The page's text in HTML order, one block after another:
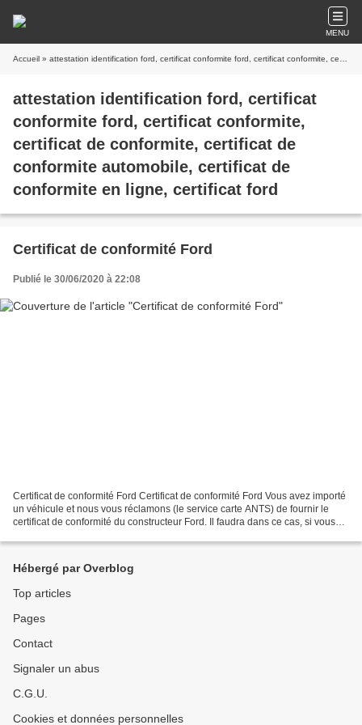
MENU
Accueil » attestation identification ford, certificat conformite ford, certificat conformite, certificat de conformite, certificat de conformite automobile, certificat de conformite en ligne, certificat ford
attestation identification ford, certificat
conformite ford, certificat conformite,
certificat de conformite, certificat de
conformite automobile, certificat de
conformite en ligne, certificat ford
Certificat de conformité Ford
Publié le 30/06/2020 à 22:08
Certificat de conformité Ford Certificat de conformité Ford Vous avez importé
un véhicule et nous vous réclamons (le service carte ANTS) de fournir le
certificat de conformité du constructeur Ford. Il faudra dans ce cas, si vous
Hébergé par Overblog
Top articles
Pages
Contact
Signaler un abus
C.G.U.
Cookies et données personnelles